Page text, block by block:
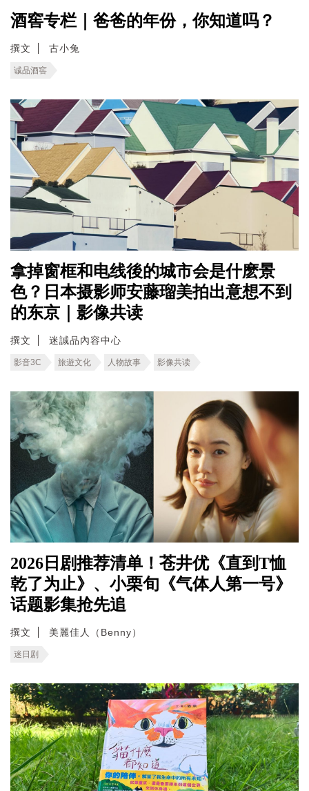
酒窖专栏｜爸爸的年份，你知道吗？
撰文 古小兔
诚品酒窖
拿掉窗框和电线後的城市会是什麽景
色？日本摄影师安藤瑠美拍出意想不到
的东京｜影像共读
撰文 迷誠品內容中心
影音3C 旅遊文化 人物故事 影像共读
2026日剧推荐清单！苍井优《直到T恤
乾了为止》、小栗旬《气体人第一号》
话题影集抢先追
撰文 美麗佳人（Benny）
迷日剧